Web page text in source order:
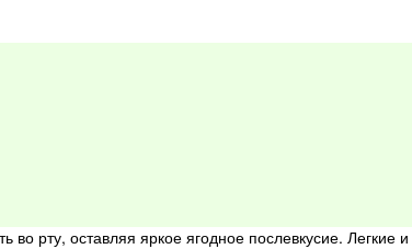
рту, оставляя яркое ягодное послевкусие. Легкие